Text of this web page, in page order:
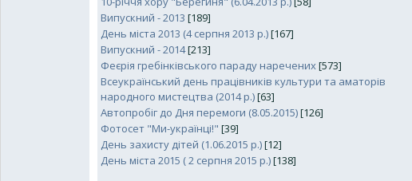
Випускний - 2013 [189]
День міста 2013 (4 серпня 2013 р.)[167]
Випускний - 2014[213]
Феєрія гребінківського параду наречених[573]
Всеукраїнський день працівників культури та аматорів
народного мистецтва (2014 р.)[63]
Автопробіг до Дня перемоги (8.05.2015)[126]
Фотосет "Ми-українці!" [39]
День захисту дітей (1.06.2015 р.)[12]
День міста 2015 ( 2 серпня 2015 р.)[138]